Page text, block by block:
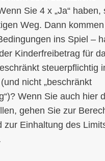
Sie 4 x „Ja“ haben,
Weg. Dann kommen
ins Spiel –
Kinderfreibetrag für
steuerpflichtig
nicht „beschränkt
Wenn Sie auch hier
gehen Sie zur
zur Einhaltung des